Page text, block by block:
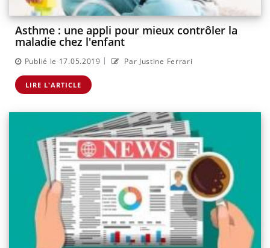
Asthme : une appli pour mieux contrôler la
maladie chez l'enfant
Publié le 17.05.2019 | Par Justine Ferrari
LIRE L'ARTICLE